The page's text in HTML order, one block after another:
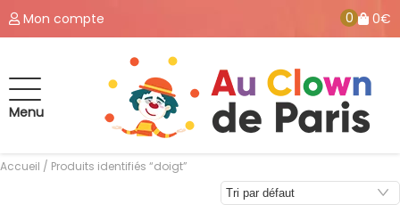
Mon compte 0 0€
Menu
Accueil / Produits identifiés “doigt”